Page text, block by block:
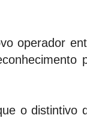
operador
o distintivo